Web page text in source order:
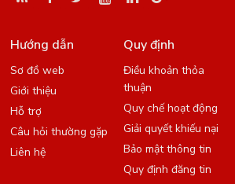
Hướng dẫn
Sơ đồ web
Giới thiệu
Hỗ trợ
Câu hỏi thường gặp
Liên hệ
Quy định
Điều khoản thỏa
thuận
Quy chế hoạt động
Giải quyết khiếu nại
Bảo mật thông tin
Quy định đăng tin